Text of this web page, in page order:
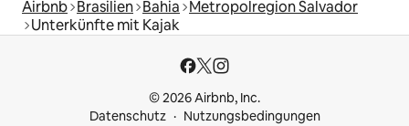
Airbnb Brasilien Bahia Metropolregion Salvador
Unterkünfte mit Kajak
© 2026 Airbnb, Inc.
Datenschutz
Nutzungsbedingungen